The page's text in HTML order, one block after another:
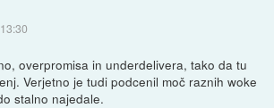
overpromisa in underdelivera, tako da tu
Verjetno je tudi podcenil moč raznih woke
stalno najedale.